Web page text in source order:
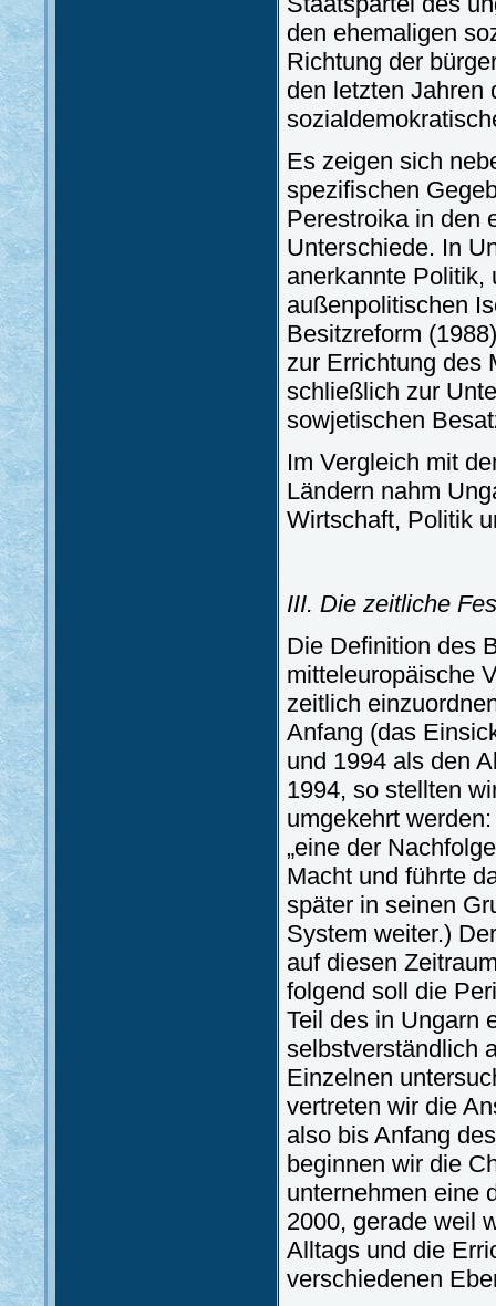
den ehemaligen
Richtung der
den letzten Jahren
Es zeigen sich
spezifischen
Perestroika in den
Unterschiede. In
anerkannte Politik,
außenpolitischen
Besitzreform
zur Errichtung des
schließlich zur
sowjetischen
Im Vergleich mit
Ländern nahm
Wirtschaft, Politik
III. Die zeitliche
Die Definition des
mitteleuropäische
zeitlich
Anfang (das
und 1994 als den
1994, so stellten
umgekehrt
„eine der
Macht und führte
später in seinen
System weiter.)
auf diesen
folgend soll die
Teil des in Ungarn
selbstverständlich
Einzelnen
vertreten wir die
also bis Anfang
beginnen wir die
unternehmen eine
2000, gerade weil
Alltags und die
verschiedenen